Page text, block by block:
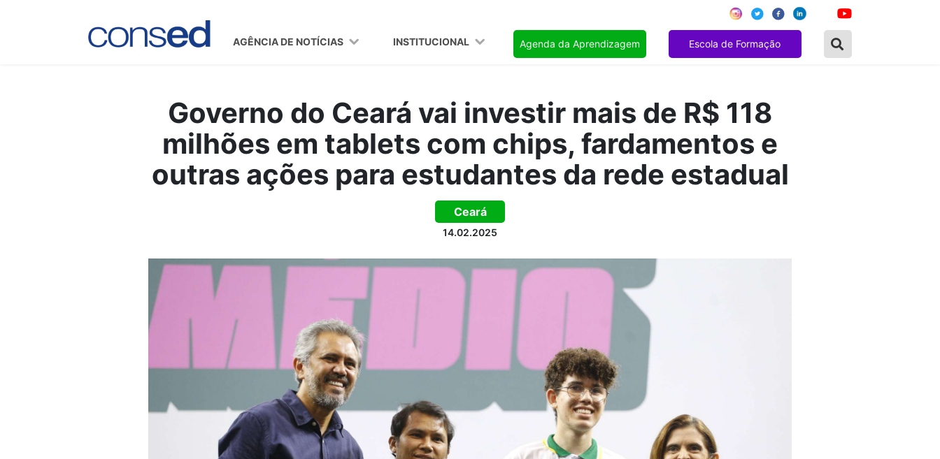
AGÊNCIA DE NOTÍCIAS INSTITUCIONAL Agenda da Aprendizagem Escola de Formação
Governo do Ceará vai investir mais de R$ 118
milhões em tablets com chips, fardamentos e
outras ações para estudantes da rede estadual
Ceará
14.02.2025